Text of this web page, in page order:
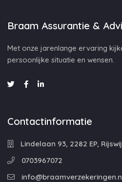
Braam Assurantie &
Met onze jarenlange ervaring
persoonlijke situatie en wensen.
Contactinformatie
Lindelaan 93, 2282 EP,
0703967072